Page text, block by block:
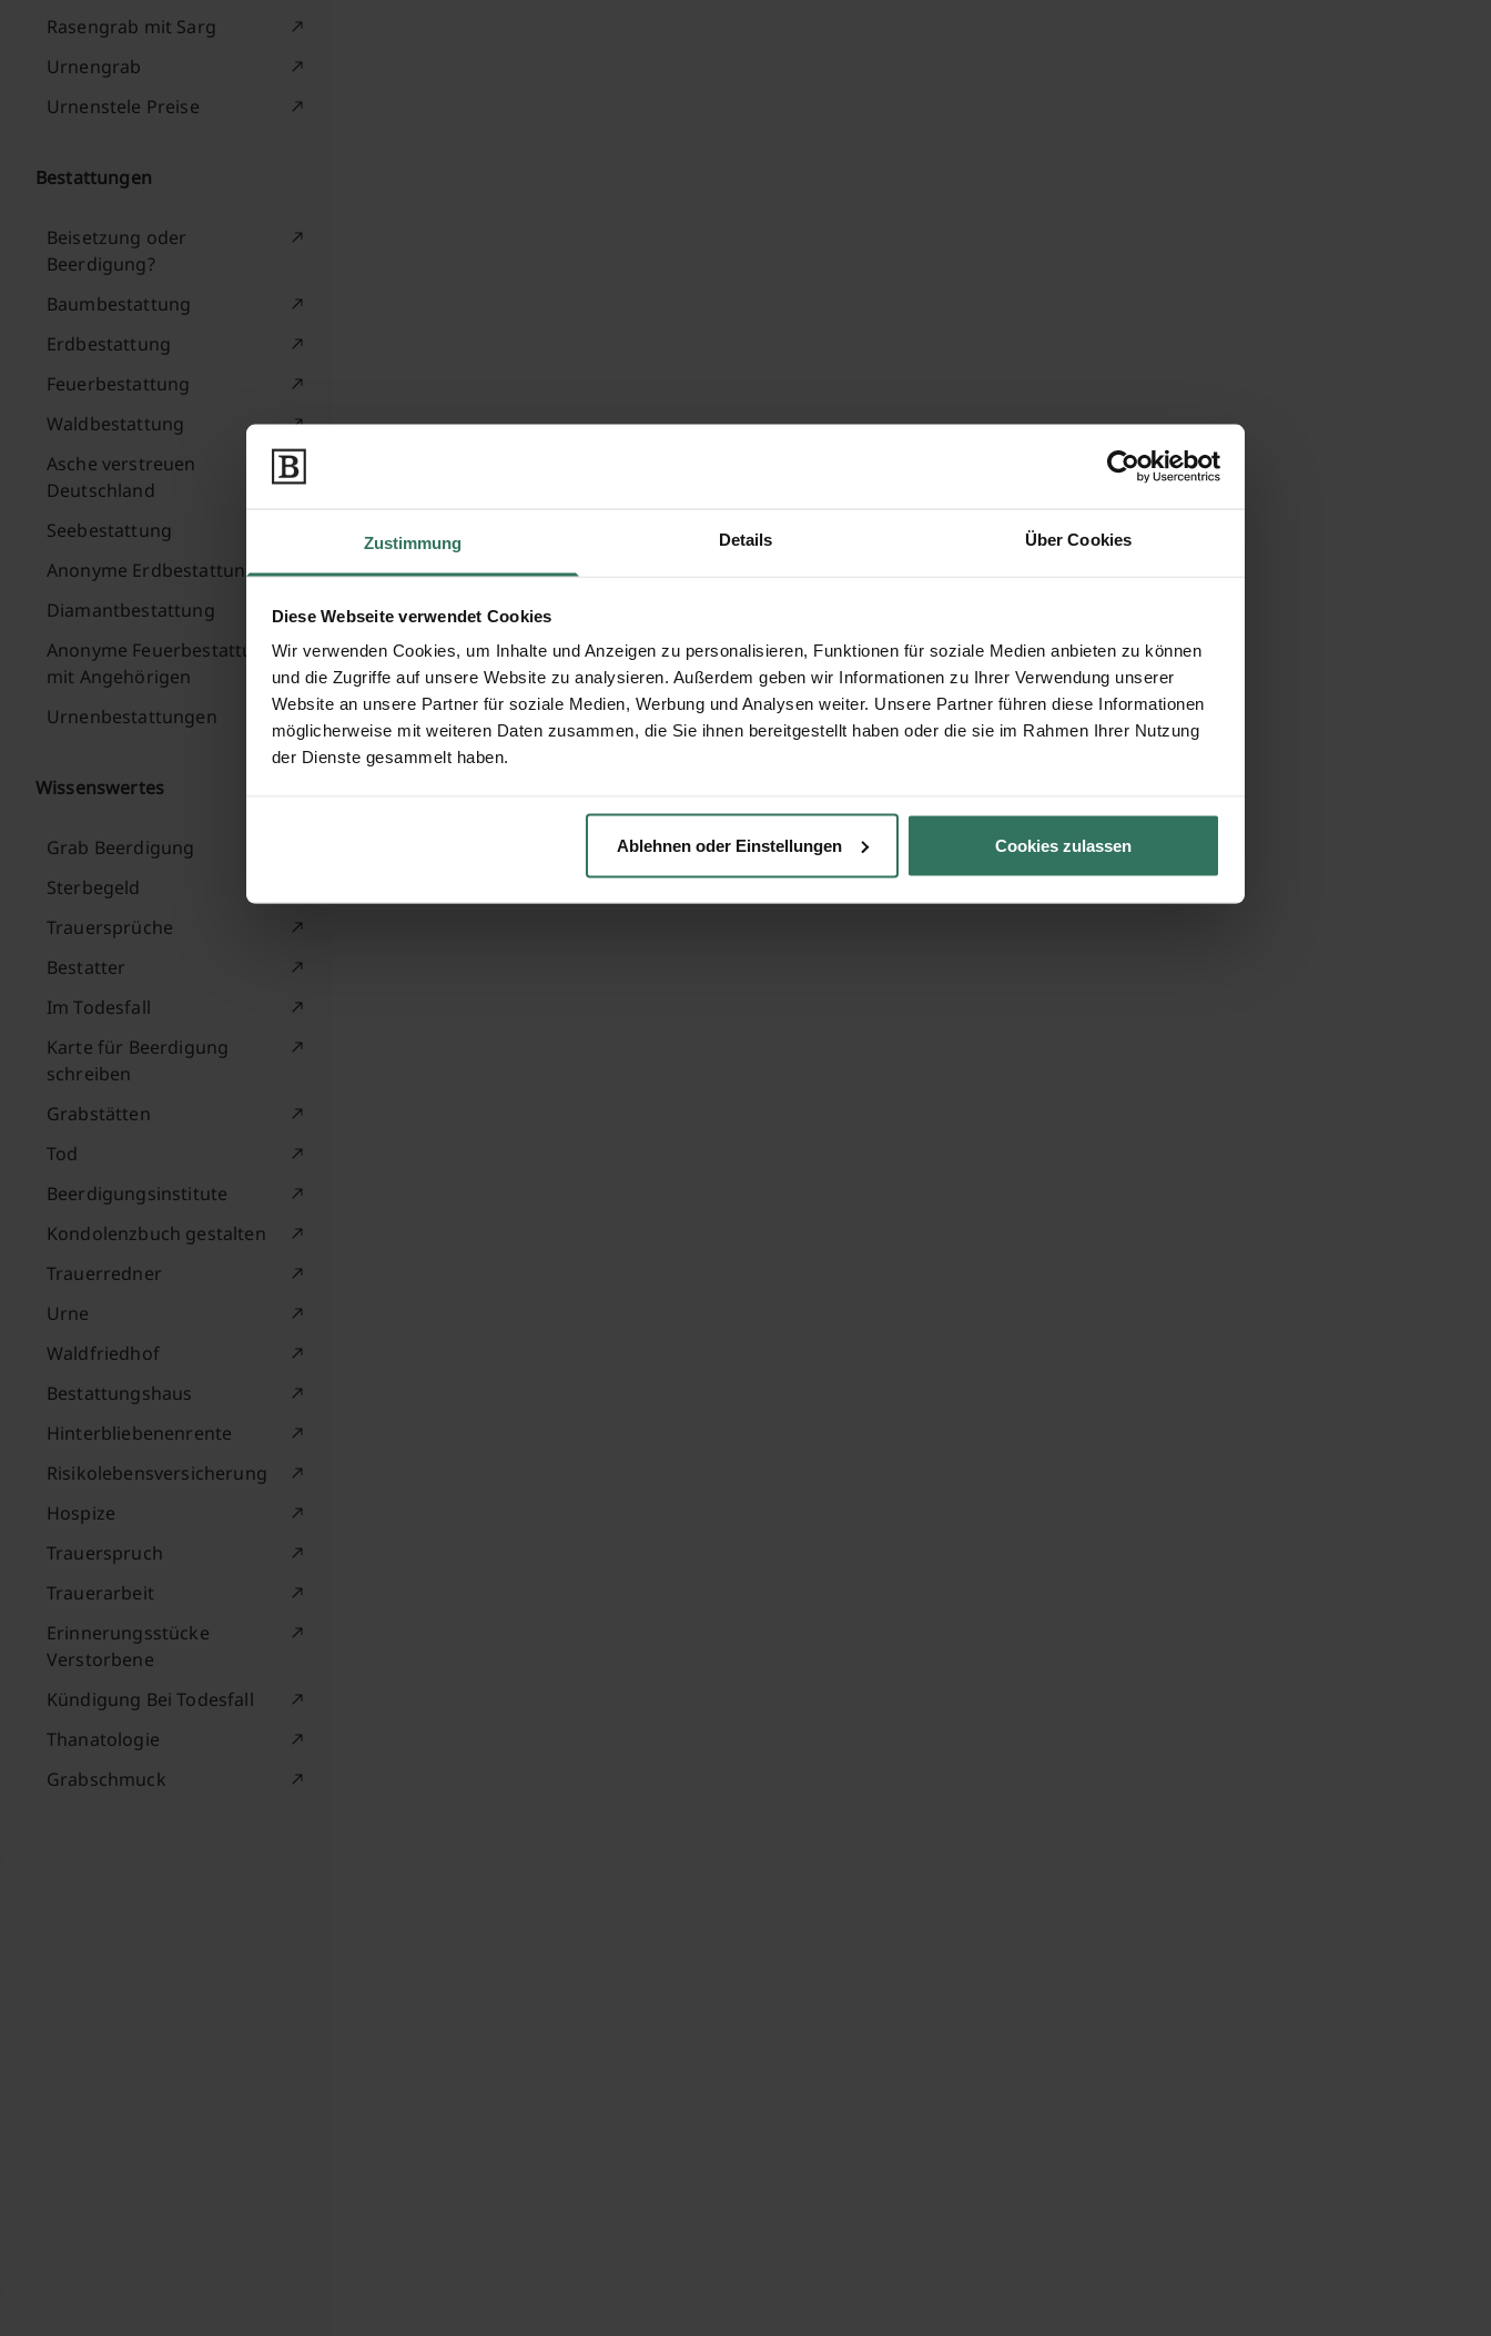
Zustimmung Details Über Cookies
Diese Webseite verwendet Cookies
Wir verwenden Cookies, um Inhalte und Anzeigen zu personalisieren, Funktionen für soziale Medien anbieten zu können
und die Zugriffe auf unsere Website zu analysieren. Außerdem geben wir Informationen zu Ihrer Verwendung unserer
Website an unsere Partner für soziale Medien, Werbung und Analysen weiter. Unsere Partner führen diese Informationen
möglicherweise mit weiteren Daten zusammen, die Sie ihnen bereitgestellt haben oder die sie im Rahmen Ihrer Nutzung
der Dienste gesammelt haben.
Ablehnen oder Einstellungen Cookies zulassen
Rasengrab mit Sarg
Urnengrab
Urnenstele Preise
Bestattungen
Beisetzung oder
Beerdigung?
Baumbestattung
Erdbestattung
Feuerbestattung
Waldbestattung
Asche verstreuen
Deutschland
Seebestattung
Anonyme Erdbestattung
Diamantbestattung
Anonyme Feuerbestattung
mit Angehörigen
Urnenbestattungen
Wissenswertes
Grab Beerdigung
Sterbegeld
Trauersprüche
Bestatter
Im Todesfall
Karte für Beerdigung
schreiben
Grabstätten
Tod
Beerdigungsinstitute
Kondolenzbuch gestalten
Trauerredner
Urne
Waldfriedhof
Bestattungshaus
Hinterbliebenenrente
Risikolebensversicherung
Hospize
Trauerspruch
Trauerarbeit
Erinnerungsstücke
Verstorbene
Kündigung Bei Todesfall
Thanatologie
Grabschmuck